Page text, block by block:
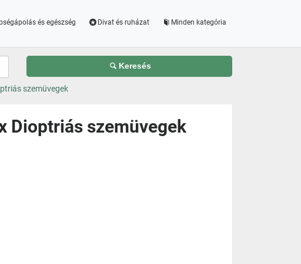
és egészség Divat és ruházat Minden kategória
Keresés
szemüvegek
Dioptriás szemüvegek